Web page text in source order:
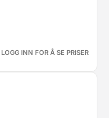
LOGG INN FOR Å SE PRISER